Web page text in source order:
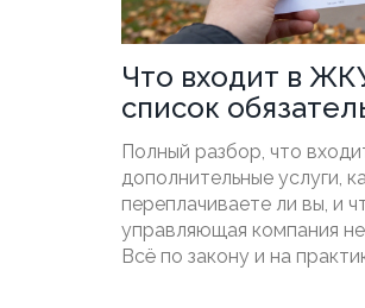
Что входит в
список
Полный разбор, что
дополнительные услуги,
переплачиваете ли вы, и
управляющая компания
Всё по закону и на